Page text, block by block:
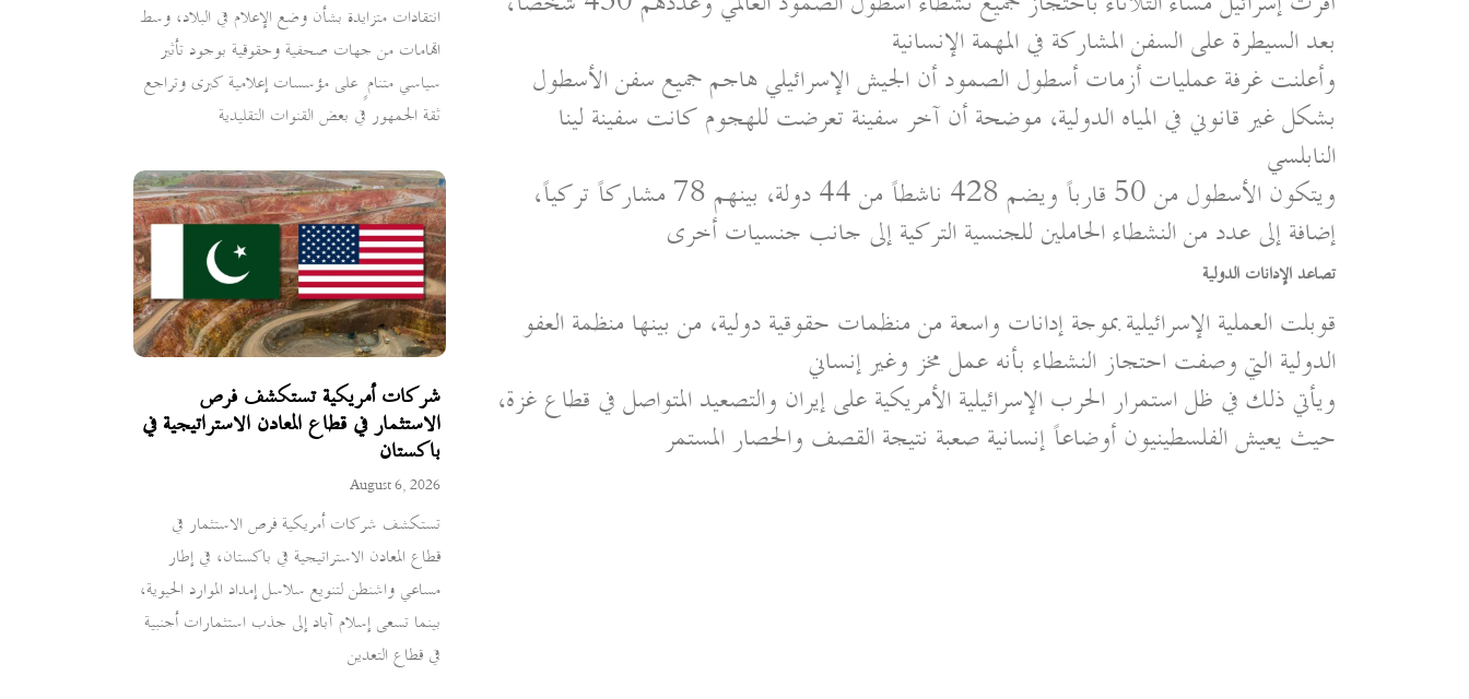
انتقادات متزايدة بشأن وضع الإعلام في البلاد، وسط
اتهامات من جهات صحفية وحقوقية بوجود تأثير
سياسي متنامٍ على مؤسسات إعلامية كبرى وتراجع
ثقة الجمهور في بعض القنوات التقليدية
شركات أمريكية تستكشف فرص
الاستثمار في قطاع المعادن الاستراتيجية في
باكستان
August 6, 2026
تستكشف شركات أمريكية فرص الاستثمار في
قطاع المعادن الاستراتيجية في باكستان، في إطار
مساعي واشنطن لتنويع سلاسل إمداد الموارد الحيوية،
بينما تسعى إسلام آباد إلى جذب استثمارات أجنبية
في قطاع التعدين
بعد السيطرة على السفن المشاركة في المهمة الإنسانية
وأعلنت غرفة عمليات أزمات أسطول الصمود أن الجيش الإسرائيلي هاجم جميع سفن الأسطول
بشكل غير قانوني في المياه الدولية، موضحة أن آخر سفينة تعرضت للهجوم كانت سفينة لينا
النابلسي
ويتكون الأسطول من 50 قارباً ويضم 428 ناشطاً من 44 دولة، بينهم 78 مشاركاً تركياً،
إضافة إلى عدد من النشطاء الحاملين للجنسية التركية إلى جانب جنسيات أخرى
تصاعد الإدانات الدولية
قوبلت العملية الإسرائيلية بموجة إدانات واسعة من منظمات حقوقية دولية، من بينها منظمة العفو
الدولية التي وصفت احتجاز النشطاء بأنه عمل مخز وغير إنساني
ويأتي ذلك في ظل استمرار الحرب الإسرائيلية الأمريكية على إيران والتصعيد المتواصل في قطاع غزة،
حيث يعيش الفلسطينيون أوضاعاً إنسانية صعبة نتيجة القصف والحصار المستمر